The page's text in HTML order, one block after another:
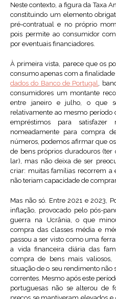
Neste contexto, a figura da Taxa
constituindo um elemento
pré-contratual e no próprio
pois permite ao consumidor
por eventuais financiadores.
À primeira vista, parece que os
consumo apenas com a
dados do Banco de Portugal,
consumidores um montante
entre janeiro e julho, o que
relativamente ao mesmo período
empréstimos para satisfazer
nomeadamente para compra
números, podemos afirmar que
de bens próprios duradouros
lar), mas não deixa de ser
criar: muitas famílias recorrem a
não teriam capacidade de
Mas não só. Entre 2021 e 2023,
inflação, provocado pelo pós-
guerra na Ucrânia, o que
compra das classes média e
passou a ser visto como uma
a vida financeira diária das
compra de bens mais
situação de o seu rendimento não
correntes. Mesmo após este
portuguesas não se alterou de